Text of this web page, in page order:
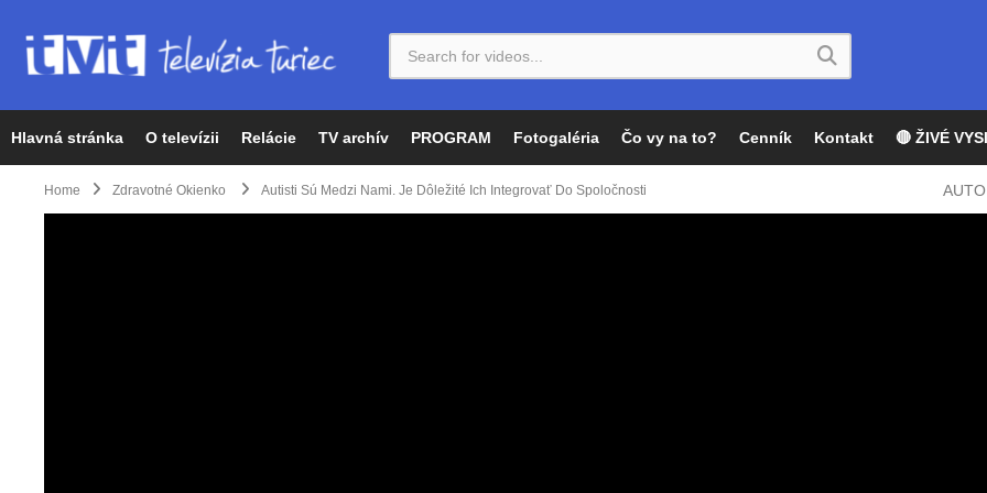
Hlavná stránka O televízii Relácie TV archív PROGRAM Fotogaléria Čo vy na to? Cenník Kontakt 🔴 ŽIVÉ
Home Zdravotné Okienko Autisti Sú Medzi Nami. Je Dôležité Ich Integrovať Do Spoločnosti